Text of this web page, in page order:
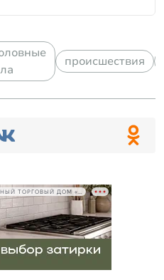
происшествия
РЕКЛАМА • ООО СТРОИТЕЛЬНЫЙ ТОРГОВЫЙ ДОМ «ПЕТРОВИЧ», ИНН 7802348846